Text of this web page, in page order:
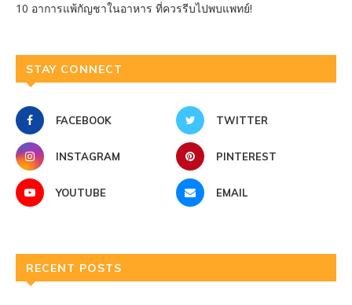
10 อาการแพ้กัญชาในอาหาร ที่ควรรีบไปพบแพทย์!
STAY CONNECT
FACEBOOK TWITTER
INSTAGRAM PINTEREST
YOUTUBE EMAIL
RECENT POSTS